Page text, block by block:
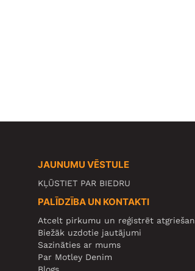
JAUNUMU VĒSTULE
KĻŪSTIET PAR BIEDRU
PALĪDZĪBA UN KONTAKTI
Atcelt pirkumu un reģistrēt
Biežāk uzdotie jautājumi
Sazināties ar mums
Par Motley Denim